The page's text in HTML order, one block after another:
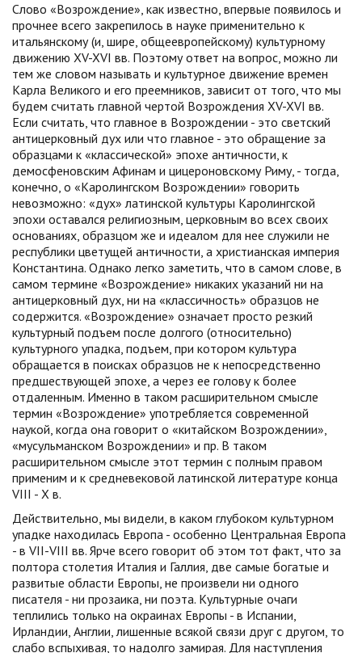
Слово «Возрождение», как известно, впервые появилось и
прочнее всего закрепилось в науке применительно к
итальянскому (и, шире, общеевропейскому) культурному
движению XV-XVI вв. Поэтому ответ на вопрос, можно ли
тем же словом называть и культурное движение времен
Карла Великого и его преемников, зависит от того, что мы
будем считать главной чертой Возрождения XV-XVI вв.
Если считать, что главное в Возрождении - это светский
антицерковный дух или что главное - это обращение за
образцами к «классической» эпохе античности, к
демосфеновским Афинам и цицероновскому Риму, - тогда,
конечно, о «Каролингском Возрождении» говорить
невозможно: «дух» латинской культуры Каролингской
эпохи оставался религиозным, церковным во всех своих
основаниях, образцом же и идеалом для нее служили не
республики цветущей античности, а христианская империя
Константина. Однако легко заметить, что в самом слове, в
самом термине «Возрождение» никаких указаний ни на
антицерковный дух, ни на «классичность» образцов не
содержится. «Возрождение» означает просто резкий
культурный подъем после долгого (относительно)
культурного упадка, подъем, при котором культура
обращается в поисках образцов не к непосредственно
предшествующей эпохе, а через ее голову к более
отдаленным. Именно в таком расширительном смысле
термин «Возрождение» употребляется современной
наукой, когда она говорит о «китайском Возрождении»,
«мусульманском Возрождении» и пр. В таком
расширительном смысле этот термин с полным правом
применим и к средневековой латинской литературе конца
VIII - X в.
Действительно, мы видели, в каком глубоком культурном
упадке находилась Европа - особенно Центральная Европа
- в VII-VIII вв. Ярче всего говорит об этом тот факт, что за
полтора столетия Италия и Галлия, две самые богатые и
развитые области Европы, не произвели ни одного
писателя - ни прозаика, ни поэта. Культурные очаги
теплились только на окраинах Европы - в Испании,
Ирландии, Англии, лишенные всякой связи друг с другом, то
слабо вспыхивая, то надолго замирая. Для наступления